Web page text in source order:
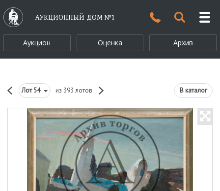
АУКЦИОННЫЙ ДОМ №1
Аукцион Оценка Архив
Лот54 из 393 лотов В каталог